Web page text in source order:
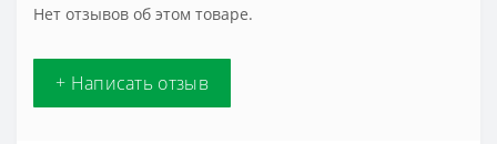
Нет отзывов об этом товаре.
+ Написать отзыв